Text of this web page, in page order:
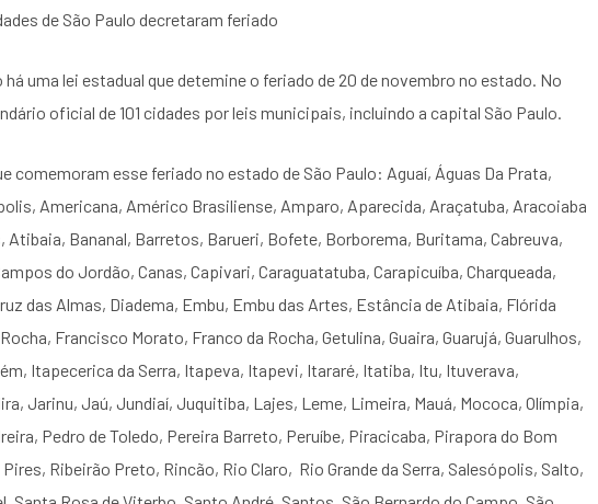
de São Paulo decretaram feriado
há uma lei estadual que detemine o feriado de 20 de novembro no estado. No
oficial de 101 cidades por leis municipais, incluindo a capital São Paulo.
comemoram esse feriado no estado de São Paulo: Aguaí, Águas Da Prata,
Americana, Américo Brasiliense, Amparo, Aparecida, Araçatuba, Aracoiaba
Atibaia, Bananal, Barretos, Barueri, Bofete, Borborema, Buritama, Cabreuva,
do Jordão, Canas, Capivari, Caraguatatuba, Carapicuíba, Charqueada,
das Almas, Diadema, Embu, Embu das Artes, Estância de Atibaia, Flórida
Francisco Morato, Franco da Rocha, Getulina, Guaira, Guarujá, Guarulhos,
Itapecerica da Serra, Itapeva, Itapevi, Itararé, Itatiba, Itu, Ituverava,
Jarinu, Jaú, Jundiaí, Juquitiba, Lajes, Leme, Limeira, Mauá, Mococa, Olímpia,
Pedro de Toledo, Pereira Barreto, Peruíbe, Piracicaba, Pirapora do Bom
Ribeirão Preto, Rincão, Rio Claro, Rio Grande da Serra, Salesópolis, Salto,